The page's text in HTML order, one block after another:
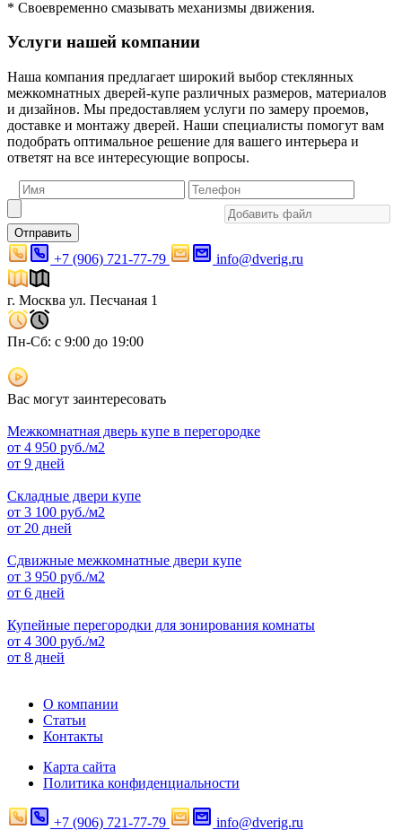
* Своевременно смазывать механизмы движения.
Услуги нашей компании
Наша компания предлагает широкий выбор стеклянных
межкомнатных дверей-купе различных размеров, материалов
и дизайнов. Мы предоставляем услуги по замеру проемов,
доставке и монтажу дверей. Наши специалисты помогут вам
подобрать оптимальное решение для вашего интерьера и
ответят на все интересующие вопросы.
Отправить
+7 (906) 721-77-79 info@dverig.ru
г. Москва ул. Песчаная 1
Пн-Сб: с 9:00 до 19:00
Вас могут заинтересовать
Межкомнатная дверь купе в перегородке
от 4 950 руб./м2
от 9 дней
Складные двери купе
от 3 100 руб./м2
от 20 дней
Сдвижные межкомнатные двери купе
от 3 950 руб./м2
от 6 дней
Купейные перегородки для зонирования комнаты
от 4 300 руб./м2
от 8 дней
О компании
Статьи
Контакты
Карта сайта
Политика конфиденциальности
+7 (906) 721-77-79 info@dverig.ru